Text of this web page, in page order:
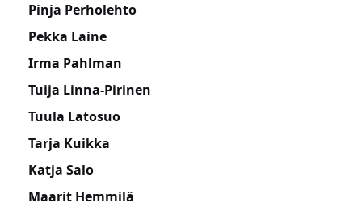
Pinja Perholehto
Pekka Laine
Irma Pahlman
Tuija Linna-Pirinen
Tuula Latosuo
Tarja Kuikka
Katja Salo
Maarit Hemmilä